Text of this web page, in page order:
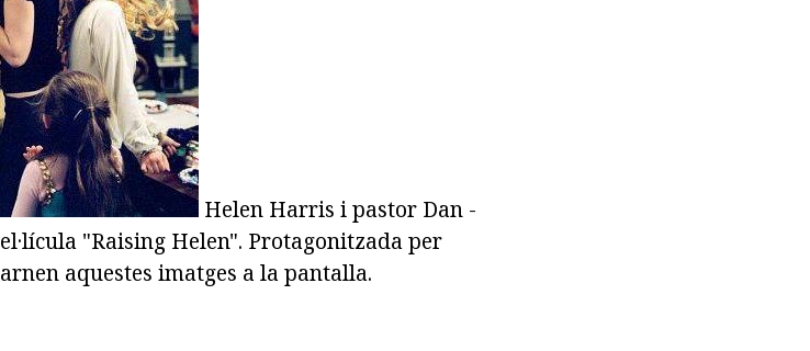
Helen Harris i pastor Dan -
"Raising Helen". Protagonitzada per
aquestes imatges a la pantalla.